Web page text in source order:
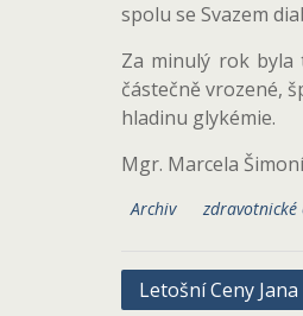
spolu se Svazem
Za minulý rok byla
částečně vrozené,
hladinu glykémie.
Mgr. Marcela
Archiv zdravotnické
Navigace
Letošní Ceny